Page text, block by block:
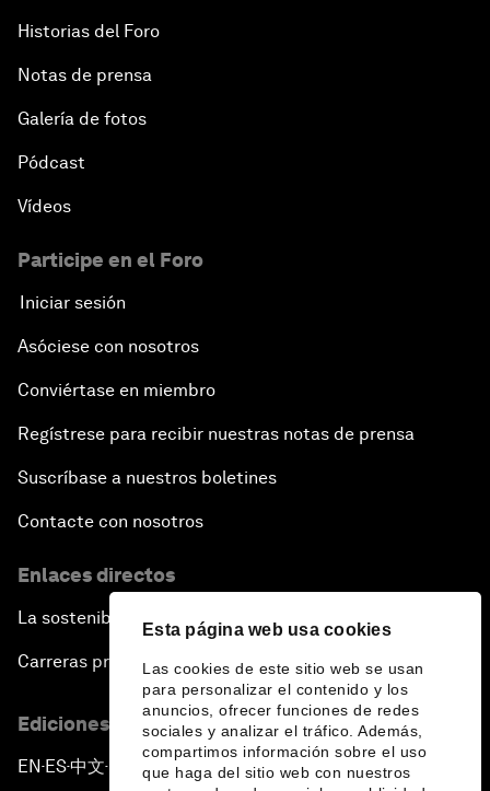
Esta página web usa cookies
Las cookies de este sitio web se usan
para personalizar el contenido y los
anuncios, ofrecer funciones de redes
sociales y analizar el tráfico. Además,
compartimos información sobre el uso
que haga del sitio web con nuestros
Historias del Foro
Notas de prensa
Galería de fotos
Pódcast
Vídeos
Participe en el Foro
Iniciar sesión
Asóciese con nosotros
Conviértase en miembro
Regístrese para recibir nuestras notas de prensa
Suscríbase a nuestros boletines
Contacte con nosotros
Enlaces directos
La sostenibilidad en el Foro
Carreras profesionales
Ediciones en otros idiomas
EN ▪ ES▪中文▪ 日本語